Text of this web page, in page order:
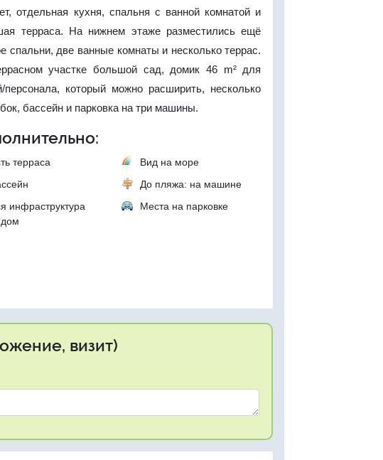
отдельная кухня, спальня с ванной комнатой и
терраса. На нижнем этаже разместились ещё
спальни, две ванные комнаты и несколько террас.
участке большой сад, домик 46 m² для
персонала, который можно расширить, несколько
бассейн и парковка на три машины.
терраса
Вид на море
До пляжа: на машине
инфраструктура
Места на парковке
визит)